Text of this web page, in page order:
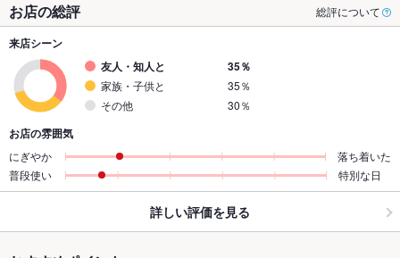
お店の総評 総評について
来店シーン
友人・知人と
35％
家族・子供と
35％
その他
30％
お店の雰囲気
にぎやか
落ち着いた
普段使い
特別な日
詳しい評価を見る